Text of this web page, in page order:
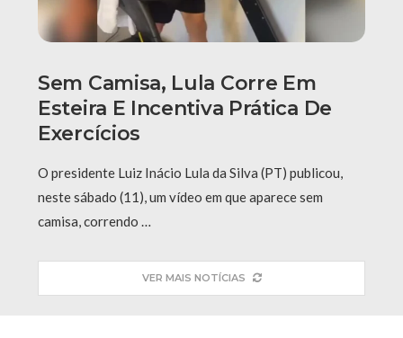
Sem Camisa, Lula Corre Em
Esteira E Incentiva Prática De
Exercícios
O presidente Luiz Inácio Lula da Silva (PT) publicou,
neste sábado (11), um vídeo em que aparece sem
camisa, correndo …
VER MAIS NOTÍCIAS